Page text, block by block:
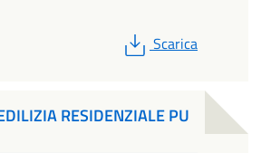
PDF
Scarica
RESIDENZIALE PU